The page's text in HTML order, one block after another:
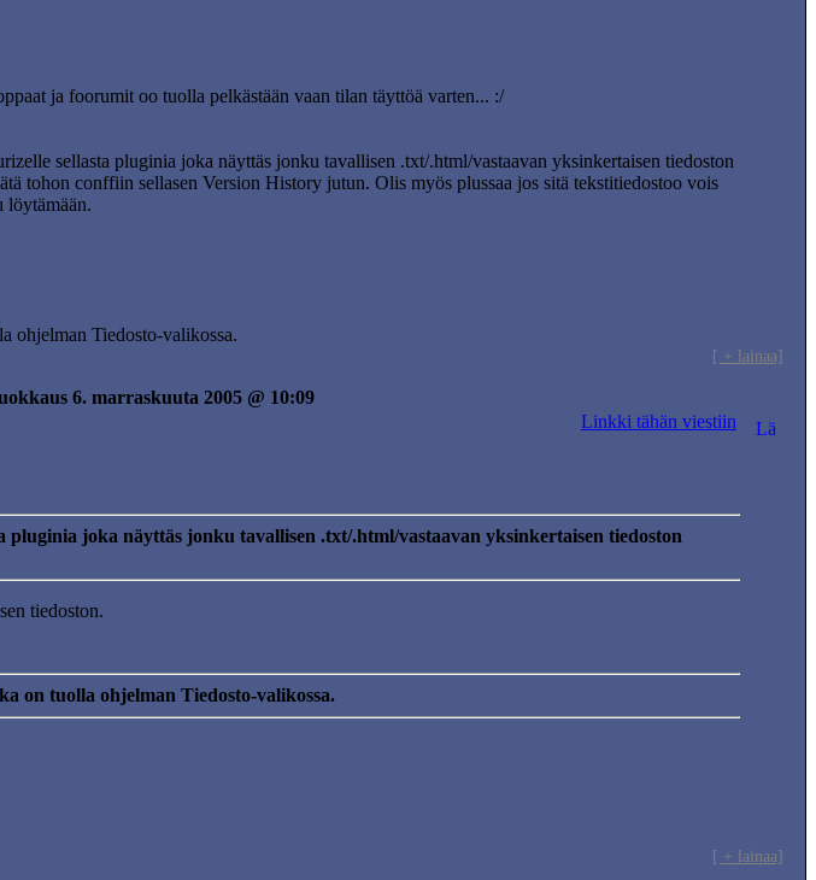
ja foorumit oo tuolla pelkästään vaan tilan täyttöä varten... :/
sellasta pluginia joka näyttäs jonku tavallisen .txt/.html/vastaavan yksinkertaisen tiedoston
tohon conffiin sellasen Version History jutun. Olis myös plussaa jos sitä tekstitiedostoo vois
löytämään.
ohjelman Tiedosto-valikossa.
[ + lainaa]
6. marraskuuta 2005 @ 10:09
Linkki tähän viestiin
pluginia joka näyttäs jonku tavallisen .txt/.html/vastaavan yksinkertaisen tiedoston
tiedoston.
on tuolla ohjelman Tiedosto-valikossa.
[ + lainaa]